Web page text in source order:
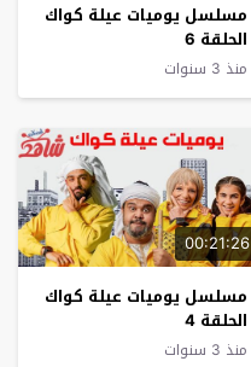
مسلسل يوميات عيلة كواك
الحلقة 6
منذ 3 سنوات
00:21:26
مسلسل يوميات عيلة كواك
الحلقة 4
منذ 3 سنوات